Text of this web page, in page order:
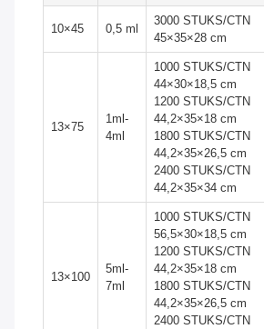
10×45 0,5 ml
3000 STUKS/CTN
45×35×28 cm
13×75
1ml-
4ml
1000 STUKS/CTN
44×30×18,5 cm
1200 STUKS/CTN
44,2×35×18 cm
1800 STUKS/CTN
44,2×35×26,5 cm
2400 STUKS/CTN
44,2×35×34 cm
13×100
5ml-
7ml
1000 STUKS/CTN
56,5×30×18,5 cm
1200 STUKS/CTN
44,2×35×18 cm
1800 STUKS/CTN
44,2×35×26,5 cm
2400 STUKS/CTN